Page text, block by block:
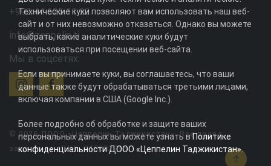
+992 44 625 11 22
info@zeppelin.tj
Мы в соцсетях:
© 2026 ДООО «Цеппелин Таджикистан». Все права
защищены. ИНН - 010082996
Технические куки позволяют вам использовать наш веб-
сайт и от них невозможно отказаться. Однако вы можете
выбрать, какие аналитические куки будут
использоваться при посещении веб-сайта.
Если вы принимаете куки, вы соглашаетесь, что ваши
данные также будут обрабатываться третьими лицами,
включая компании в США (Google Inc.).
Более подробно об обработке и защите ваших
персональных данных вы можете узнать вПолитике
конфиденциальности ДООО «Цеппелин Таджикистан».